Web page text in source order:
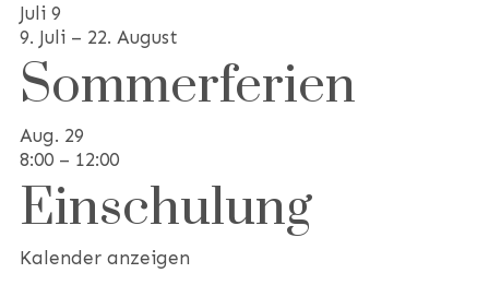
Juli 9
9. Juli – 22. August
Sommerferien
Aug. 29
8:00 – 12:00
Einschulung
Kalender anzeigen